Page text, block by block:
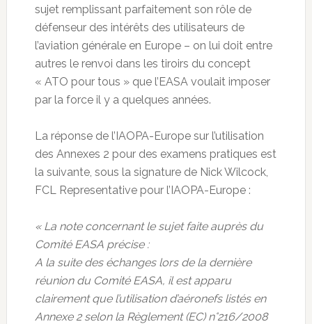
sujet remplissant parfaitement son rôle de
défenseur des intérêts des utilisateurs de
l’aviation générale en Europe – on lui doit entre
autres le renvoi dans les tiroirs du concept
« ATO pour tous » que l’EASA voulait imposer
par la force il y a quelques années.
La réponse de l’IAOPA-Europe sur l’utilisation
des Annexes 2 pour des examens pratiques est
la suivante, sous la signature de Nick Wilcock,
FCL Representative pour l’IAOPA-Europe :
« La note concernant le sujet faite auprès du
Comité EASA précise :
A la suite des échanges lors de la dernière
réunion du Comité EASA, il est apparu
clairement que l’utilisation d’aéronefs listés en
Annexe 2 selon la Règlement (EC) n°216/2008